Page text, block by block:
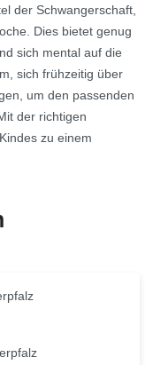
der Schwangerschaft,
Dies bietet genug
sich mental auf die
sich frühzeitig über
um den passenden
der richtigen
zu einem